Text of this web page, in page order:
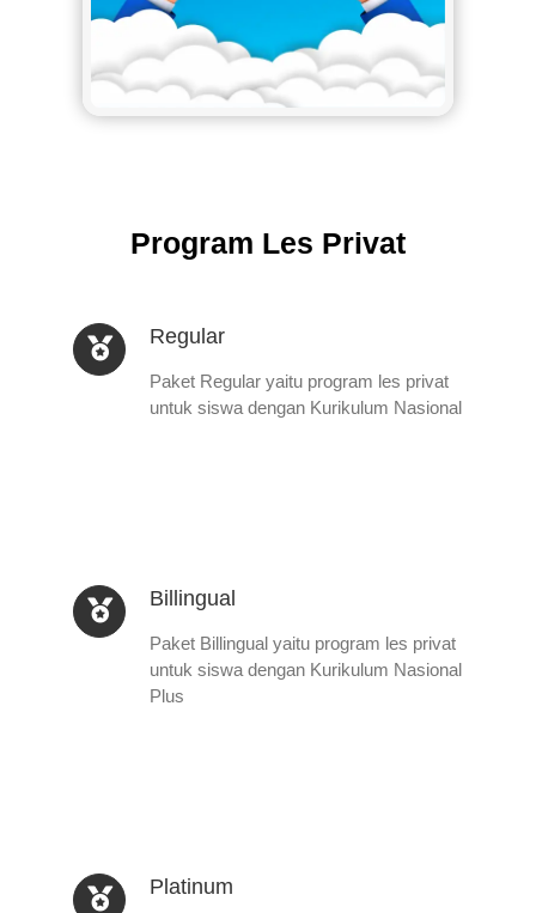
Program Les Privat
Regular
Paket Regular yaitu program les privat
untuk siswa dengan Kurikulum Nasional
Billingual
Paket Billingual yaitu program les privat
untuk siswa dengan Kurikulum Nasional
Plus
Platinum